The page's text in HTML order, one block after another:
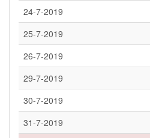
24-7-2019
25-7-2019
26-7-2019
29-7-2019
30-7-2019
31-7-2019